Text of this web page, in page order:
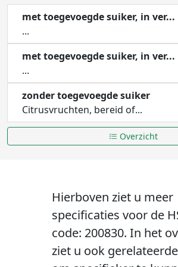
met toegevoegde suiker, in ver...
...
met toegevoegde suiker, in ver...
...
zonder toegevoegde suiker
Citrusvruchten, bereid of...
Overzicht
Hierboven ziet u meer
specificaties voor de
code: 200830. In het
ziet u ook